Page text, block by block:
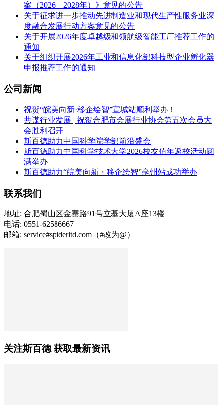
案（2026—2028年）》意见的公告
关于征求进一步推动先进制造业和现代生产性服务业深
度融合发展行动方案意见的公告
关于开展2026年度卓越级和领航级智能工厂推荐工作的
通知
关于组织开展2026年工业和信息化部科技型企业孵化器
申报推荐工作的通知
公司新闻
祝贺“皖美向新·移企绘智”宣城站顺利举办！
共谋行业发展 | 祝贺合肥市会展行业协会第五次会员大
会胜利召开
斯百德助力中国科学院学部前沿盛会
斯百德助力中国科学技术大学2026校友值年返校活动圆
满举办
斯百德助力“皖美向新・移企绘智”亳州站成功举办
联系我们
地址: 合肥蜀山区金寨路91号立基大厦A座13楼
电话: 0551-62586667
邮箱: service#spiderltd.com（#改为@）
关注斯百德 获取最新资讯